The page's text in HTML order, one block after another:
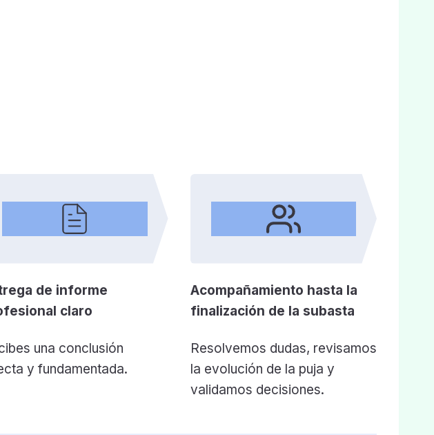
de informe
claro
Acompañamiento hasta la
finalización de la subasta
una conclusión
y fundamentada.
Resolvemos dudas, revisamos
la evolución de la puja y
validamos decisiones.